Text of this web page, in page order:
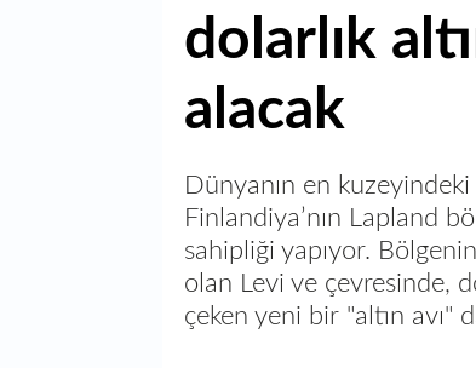
dolarlık
alacak
Dünyanın en kuzeyindeki
Finlandiya’nın Lapland
sahipliği yapıyor.
olan Levi ve çevresinde,
çeken yeni bir "altın avı"